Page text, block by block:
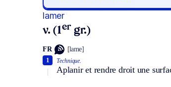
lamer
v. (1er gr.)
FR [lame]
Technique.
Aplanir et rendre droit une
1